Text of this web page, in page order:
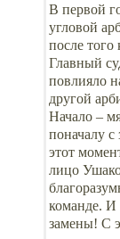
В первой
угловой
после
Главный
повлияло
другой
Начало –
поначалу с
этот
лицо
команде. И
замены! С